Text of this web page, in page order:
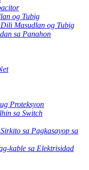
og Tubig
Masudlan og Tubig
sa Panahon
Proteksyon
sa Switch
sa Pagkasayop sa
kable sa Elektrisidad